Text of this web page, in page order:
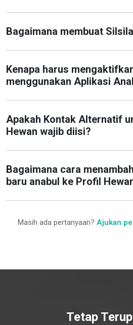
Bagaimana membuat
Kenapa harus
menggunakan Aplikasi
Apakah Kontak Alternatif
Hewan wajib diisi?
Bagaimana cara
baru anabul ke Profil
Masih ada pertanyaan? Ajukan
Tetap